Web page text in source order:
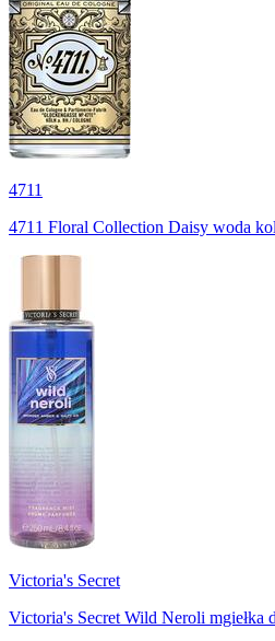
4711
4711 Floral Collection Daisy woda
Victoria's Secret
Victoria's Secret Wild Neroli mgiełka